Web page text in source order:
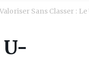
Valoriser Sans Classer :
U-